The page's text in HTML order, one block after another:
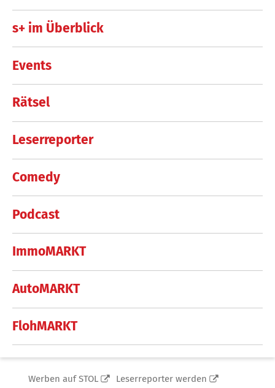
s+ im Überblick
Events
Rätsel
Leserreporter
Comedy
Podcast
ImmoMARKT
AutoMARKT
FlohMARKT
Werben auf STOL
Leserreporter werden